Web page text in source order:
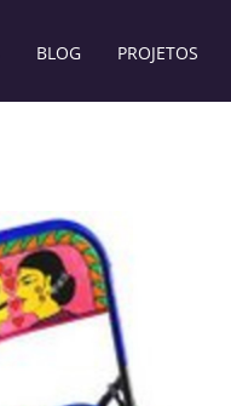
BLOG PROJETOS